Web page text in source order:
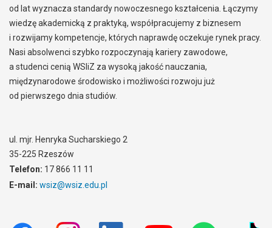
od lat wyznacza standardy nowoczesnego kształcenia. Łączymy
wiedzę akademicką z praktyką, współpracujemy z biznesem
i rozwijamy kompetencje, których naprawdę oczekuje rynek pracy.
Nasi absolwenci szybko rozpoczynają kariery zawodowe,
a studenci cenią WSIiZ za wysoką jakość nauczania,
międzynarodowe środowisko i możliwości rozwoju już
od pierwszego dnia studiów.
ul. mjr. Henryka Sucharskiego 2
35-225 Rzeszów
Telefon: 17 866 11 11
E-mail: wsiz@wsiz.edu.pl